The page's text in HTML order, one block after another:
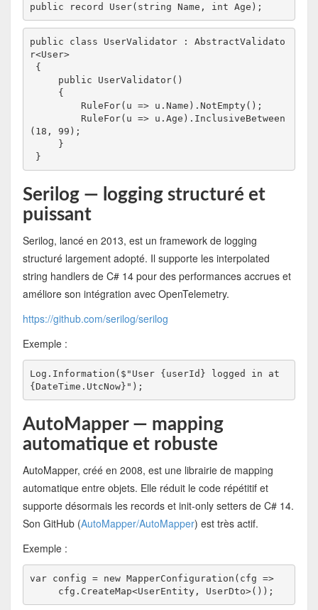
public record User(string Name, int Age);
public class UserValidator : AbstractValidato
r<User>
{
public UserValidator()
{
RuleFor(u => u.Name).NotEmpty();
(18, 99);
}
}
Serilog — logging structuré et
puissant
Serilog, lancé en 2013, est un framework de logging
structuré largement adopté. Il supporte les interpolated
string handlers de C# 14 pour des performances accrues et
améliore son intégration avec OpenTelemetry.
https://github.com/serilog/serilog
Exemple :
Log.Information($"User {userId} logged in at
{DateTime.UtcNow}");
AutoMapper — mapping
automatique et robuste
AutoMapper, créé en 2008, est une librairie de mapping
automatique entre objets. Elle réduit le code répétitif et
supporte désormais les records et init-only setters de C# 14.
Son GitHub (AutoMapper/AutoMapper) est très actif.
Exemple :
var config = new MapperConfiguration(cfg =>
cfg.CreateMap<UserEntity, UserDto>());